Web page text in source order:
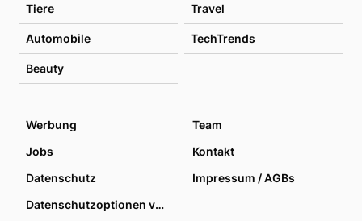
Tiere Travel
Automobile TechTrends
Beauty
Werbung
Team
Jobs
Kontakt
Datenschutz
Impressum / AGBs
Datenschutzoptionen verwalten